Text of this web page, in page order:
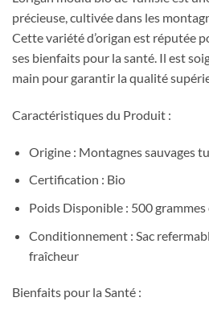
précieuse, cultivée dans les
Cette variété d’origan est réputée
ses bienfaits pour la santé. Il est
main pour garantir la qualité
Caractéristiques du Produit :
Origine : Montagnes sauvages
Certification : Bio
Poids Disponible : 500
Conditionnement : Sac
fraîcheur
Bienfaits pour la Santé :